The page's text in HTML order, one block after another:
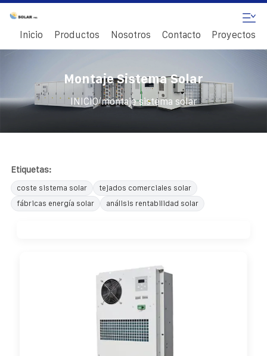
Inicio Productos Nosotros Contacto Proyectos
Montaje Sistema Solar
INICIO/montaje sistema solar
Etiquetas:
coste sistema solar
tejados comerciales solar
fábricas energía solar
análisis rentabilidad solar